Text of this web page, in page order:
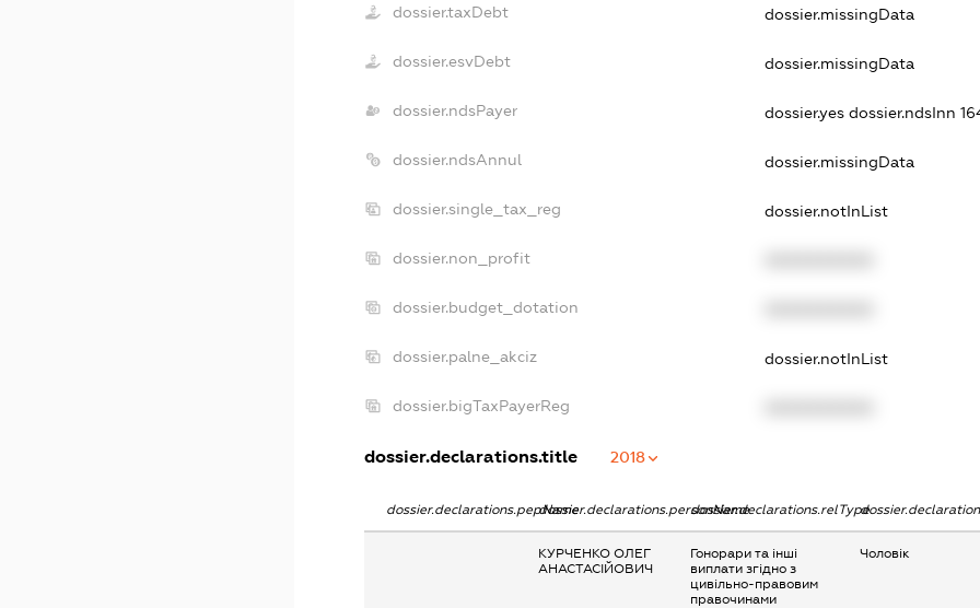
dossier.taxDebt dossier.missingData
dossier.esvDebt dossier.missingData
dossier.ndsPayer dossier.yes dossier.ndsInn
dossier.ndsAnnul dossier.missingData
dossier.single_tax_reg dossier.notInList
dossier.non_profit
dossier.budget_dotation
dossier.palne_akciz dossier.notInList
dossier.bigTaxPayerReg
dossier.declarations.title 2018
dossier.declarations.pepNamedossier.declarations.personNamedossier.declarations.relType
КУРЧЕНКО ОЛЕГ
АНАСТАСІЙОВИЧ
Гонорари та інші
виплати згідно з
цивільно-правовим
правочинами
Чоловік